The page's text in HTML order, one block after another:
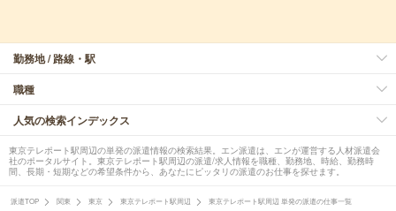
勤務地 / 路線・駅
職種
人気の検索インデックス
東京テレポート駅周辺の単発の派遣情報の検索結果。エン派遣は、エンが運営する人材派遣会
社のポータルサイト。東京テレポート駅周辺の派遣/求人情報を職種、勤務地、時給、勤務時
間、長期・短期などの希望条件から、あなたにピッタリの派遣のお仕事を探せます。
派遣TOP 関東 東京 東京テレポート駅周辺 東京テレポート駅周辺 単発の派遣の仕事一覧